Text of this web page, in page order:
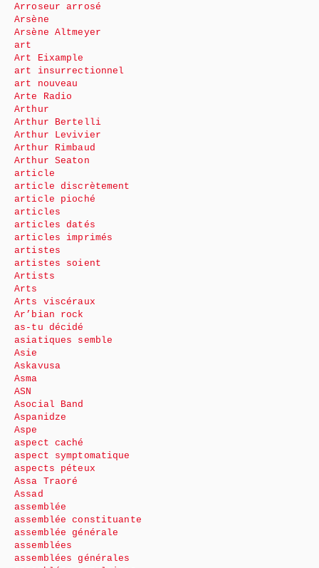
Arroseur arrosé
Arsène
Arsène Altmeyer
art
Art Eixample
art insurrectionnel
art nouveau
Arte Radio
Arthur
Arthur Bertelli
Arthur Levivier
Arthur Rimbaud
Arthur Seaton
article
article discrètement
article pioché
articles
articles datés
articles imprimés
artistes
artistes soient
Artists
Arts
Arts viscéraux
Ar’bian rock
as-tu décidé
asiatiques semble
Asie
Askavusa
Asma
ASN
Asocial Band
Aspanidze
Aspe
aspect caché
aspect symptomatique
aspects péteux
Assa Traoré
Assad
assemblée
assemblée constituante
assemblée générale
assemblées
assemblées générales